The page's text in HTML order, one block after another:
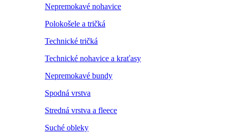
Nepremokavé nohavice
Polokošele a tričká
Technické tričká
Technické nohavice a kraťasy
Nepremokavé bundy
Spodná vrstva
Stredná vrstva a fleece
Suché obleky